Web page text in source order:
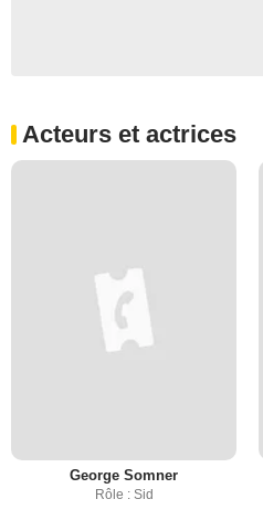
Acteurs et actrices
George Somner
Rôle : Sid